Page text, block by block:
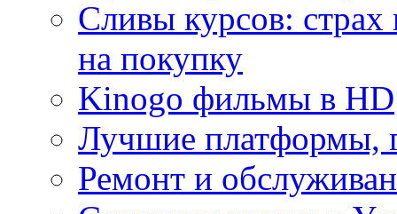
Сливы курсов:
на покупку
Kinogo фильмы в HD
Лучшие платформы,
Ремонт и